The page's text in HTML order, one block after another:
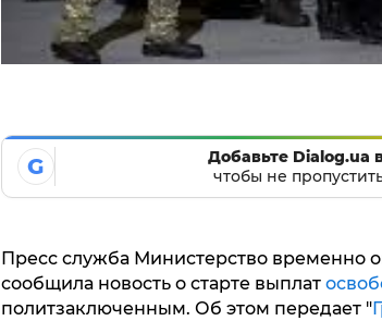
G
Добавьте Dialog.ua
чтобы не
Пресс служба Министерство временно
сообщила новость о старте выплат
политзаключенным. Об этом передает "